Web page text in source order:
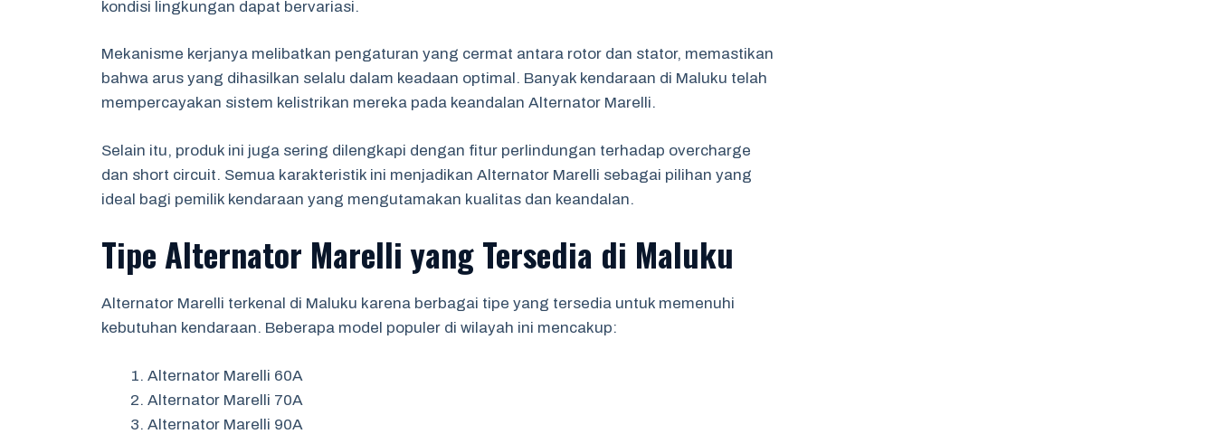
kondisi lingkungan dapat bervariasi.
Mekanisme kerjanya melibatkan pengaturan yang cermat antara rotor dan stator, memastikan
bahwa arus yang dihasilkan selalu dalam keadaan optimal. Banyak kendaraan di Maluku telah
mempercayakan sistem kelistrikan mereka pada keandalan Alternator Marelli.
Selain itu, produk ini juga sering dilengkapi dengan fitur perlindungan terhadap overcharge
dan short circuit. Semua karakteristik ini menjadikan Alternator Marelli sebagai pilihan yang
ideal bagi pemilik kendaraan yang mengutamakan kualitas dan keandalan.
Tipe Alternator Marelli yang Tersedia di Maluku
Alternator Marelli terkenal di Maluku karena berbagai tipe yang tersedia untuk memenuhi
kebutuhan kendaraan. Beberapa model populer di wilayah ini mencakup:
Alternator Marelli 60A
Alternator Marelli 70A
Alternator Marelli 90A